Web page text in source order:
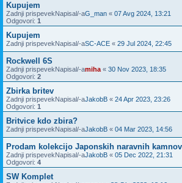
Kupujem
Zadnji prispevekNapisal/-aG_man « 07 Avg 2024, 13:21
Odgovori: 1
Kupujem
Zadnji prispevekNapisal/-aSC-ACE « 29 Jul 2024, 22:45
Rockwell 6S
Zadnji prispevekNapisal/-amiha « 30 Nov 2023, 18:35
Odgovori: 2
Zbirka britev
Zadnji prispevekNapisal/-aJakobB « 24 Apr 2023, 23:26
Odgovori: 1
Britvice kdo zbira?
Zadnji prispevekNapisal/-aJakobB « 04 Mar 2023, 14:56
Prodam kolekcijo Japonskih naravnih
Zadnji prispevekNapisal/-aJakobB « 05 Dec 2022, 21:31
Odgovori: 4
SW Komplet